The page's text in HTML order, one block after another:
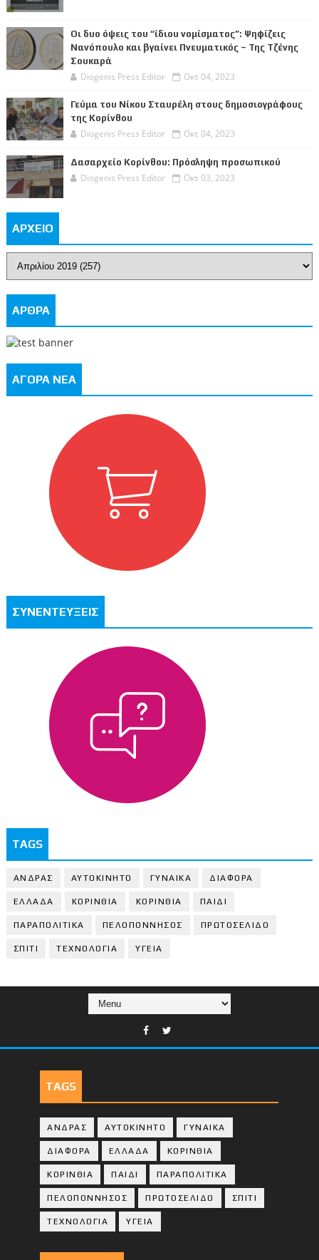
Οι δυο όψεις του “ίδιου νομίσματος”: Ψηφίζεις
Νανόπουλο και βγαίνει Πνευματικός – Της Τζένης
Σουκαρά
Diogenis Press Editor Οκτ 04, 2023
Γεύμα του Νίκου Σταυρέλη στους δημοσιογράφους
της Κορίνθου
Diogenis Press Editor Οκτ 04, 2023
Δασαρχείο Κορίνθου: Πρόσληψη προσωπικού
Diogenis Press Editor Οκτ 03, 2023
ΑΡΧΕΙΟ
ΑΡΘΡΑ
ΑΓΟΡΑ ΝΕΑ
ΣΥΝΕΝΤΕΥΞΕΙΣ
TAGS
ΑΝΔΡΑΣ ΑΥΤΟΚΙΝΗΤΟ ΓΥΝΑΙΚΑ ΔΙΑΦΟΡΑ
ΕΛΛΑΔΑ ΚΟΡΙΝΘΙΑ ΚΟΡΙΝΘΙA ΠΑΙΔΙ
ΠΑΡΑΠΟΛΙΤΙΚΑ ΠΕΛΟΠΟΝΝΗΣΟΣ ΠΡΩΤΟΣΕΛΙΔΟ
ΣΠΙΤΙ ΤΕΧΝΟΛΟΓΙΑ ΥΓΕΙΑ
TAGS
ΑΝΔΡΑΣ ΑΥΤΟΚΙΝΗΤΟ ΓΥΝΑΙΚΑ
ΔΙΑΦΟΡΑ ΕΛΛΑΔΑ ΚΟΡΙΝΘΙΑ
ΚΟΡΙΝΘΙA ΠΑΙΔΙ ΠΑΡΑΠΟΛΙΤΙΚΑ
ΠΕΛΟΠΟΝΝΗΣΟΣ ΠΡΩΤΟΣΕΛΙΔΟ ΣΠΙΤΙ
ΤΕΧΝΟΛΟΓΙΑ ΥΓΕΙΑ